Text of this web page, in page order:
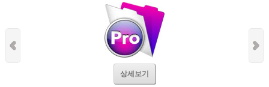
상세보기